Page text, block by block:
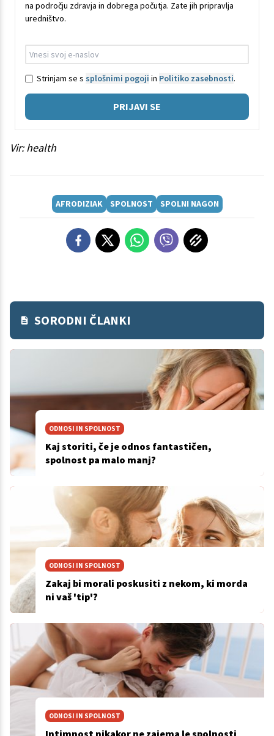
na področju zdravja in dobrega počutja. Zate jih pripravlja
uredništvo.
Strinjam se s splošnimi pogoji in Politiko zasebnosti.
PRIJAVI SE
Vir: health
AFRODIZIAK SPOLNOST SPOLNI NAGON
SORODNI ČLANKI
ODNOSI IN SPOLNOST
Kaj storiti, če je odnos fantastičen,
spolnost pa malo manj?
ODNOSI IN SPOLNOST
Zakaj bi morali poskusiti z nekom, ki morda
ni vaš 'tip'?
ODNOSI IN SPOLNOST
Intimnost nikakor ne zajema le spolnosti